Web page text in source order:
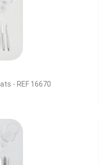
- REF 16670